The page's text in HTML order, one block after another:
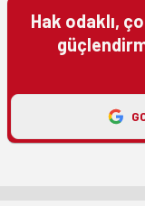
Hak odaklı,